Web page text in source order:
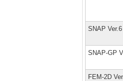
SNAP Ver.6
SNAP-GP
FEM-2D